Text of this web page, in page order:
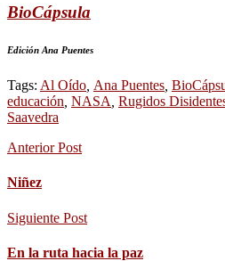
BioCápsula
Edición Ana Puentes
Tags: Al Oído Ana Puentes
educación NASA Rugidos
Saavedra
Anterior Post
Niñez
Siguiente Post
En la ruta hacia la paz